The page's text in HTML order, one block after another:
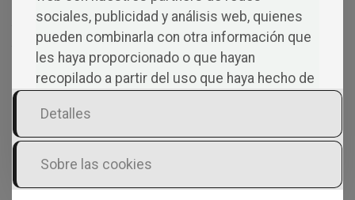
encontraba a gusto reviviendo su historia una y otra
vez en su cabeza, ahora bañada en gris por sus sesenta
y una primaveras.
—¿Te subo aquí la comida?
—No, no, por favor, prefiero estar sola un ratito más.
Cristina, también escritora, sabía de la hondura a la
que cala la pérdida de un compañero de camino. Y
tratándose de Ramón —con quien había
intercambiado alguna que otra charla de más joven
cuando estudiaba en los Estados Unidos—, mucho más.
sociales, publicidad y análisis web, quienes
pueden combinarla con otra información que
les haya proporcionado o que hayan
recopilado a partir del uso que haya hecho de
Detalles
Sobre las cookies